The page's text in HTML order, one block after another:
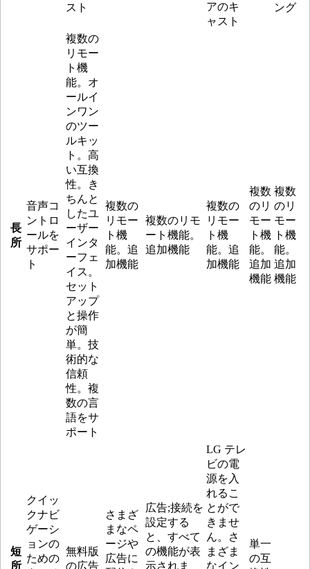
スト
アのキ
ャスト
ング
長
所
音声コ
ントロ
ールを
サポー
ト
複数の
リモー
ト機
能。オ
ールイ
ンワン
のツー
ルキッ
ト。高
い互換
性。き
ちんと
したユ
ーザー
インタ
ーフェ
イス。
セット
アップ
と操作
が簡
単。技
術的な
信頼
性。複
数の言
語をサ
ポート
複数の
リモー
ト機
能。追
加機能
複数のリモ
ート機能。
追加機能
複数の
リモー
ト機
能。追
加機能
複数
のリ
モー
ト機
能。
追加
機能
複数
のリ
モー
ト機
能。
追加
機能
短
所
クイッ
クナビ
ゲーシ
ョンの
ための
無料版
の広告
さまざ
まなペ
ージや
広告に
広告;接続を
設定する
と、すべて
の機能が表
示されま
LG テレ
ビの電
源を入
れるこ
とがで
きませ
ん。さ
まざま
なイン
単一
の互